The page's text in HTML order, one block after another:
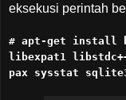
eksekusi perintah
# apt-get install
libexpat1
pax sysstat